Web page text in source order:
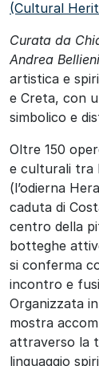
(Cultural
Curata da
Andrea
artistica e
e Creta, con
simbolico e
Oltre 150
e culturali tra
(l’odierna
caduta di
centro della
botteghe
si conferma
incontro e
Organizzata
mostra
attraverso la
linguaggio